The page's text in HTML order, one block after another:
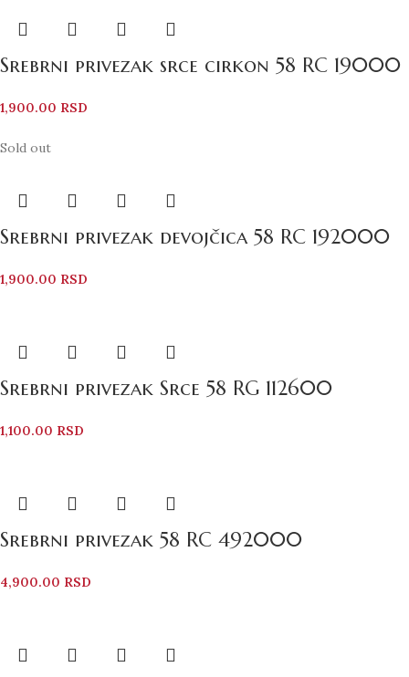
Srebrni privezak srce cirkon 58 RC 19000
1,900.00 RSD
Sold out
Srebrni privezak devojčica 58 RC 192000
1,900.00 RSD
Srebrni privezak Srce 58 RG 112600
1,100.00 RSD
Srebrni privezak 58 RC 492000
4,900.00 RSD